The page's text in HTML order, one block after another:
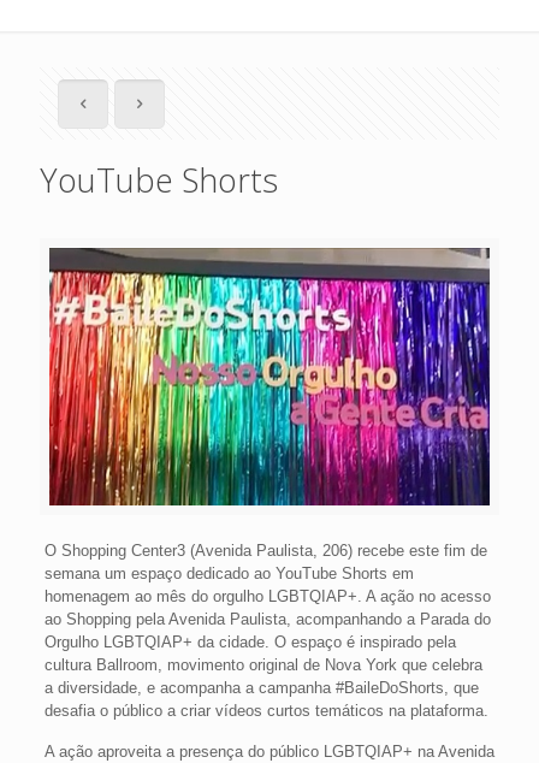
YouTube Shorts
O Shopping Center3 (Avenida Paulista, 206) recebe este fim de
semana um espaço dedicado ao YouTube Shorts em
homenagem ao mês do orgulho LGBTQIAP+. A ação no acesso
ao Shopping pela Avenida Paulista, acompanhando a Parada do
Orgulho LGBTQIAP+ da cidade. O espaço é inspirado pela
cultura Ballroom, movimento original de Nova York que celebra
a diversidade, e acompanha a campanha #BaileDoShorts, que
desafia o público a criar vídeos curtos temáticos na plataforma.
A ação aproveita a presença do público LGBTQIAP+ na Avenida